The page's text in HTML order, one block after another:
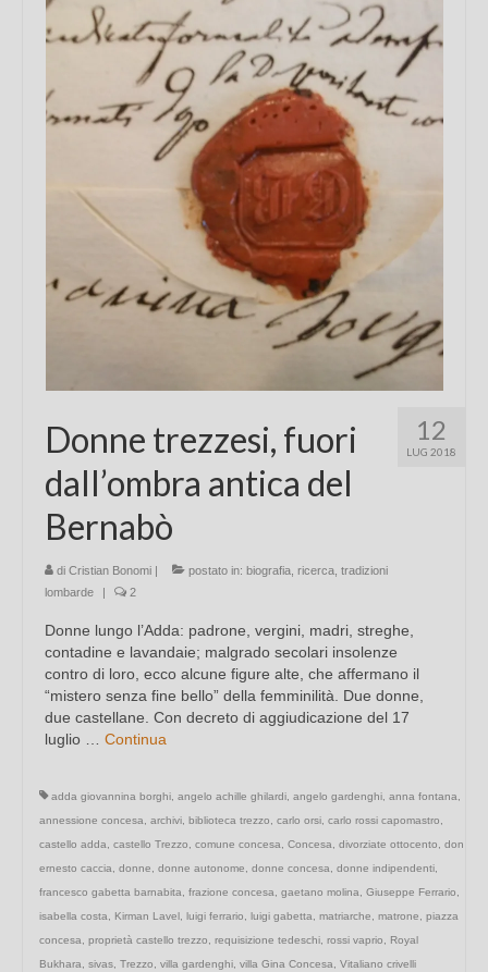
Chi sono
Contatti
12
LUG 2018
Donne trezzesi, fuori
dall’ombra antica del
Bernabò
di Cristian Bonomi | postato in: biografia ricerca tradizioni
lombarde
| 2
Donne lungo l’Adda: padrone, vergini, madri, streghe,
contadine e lavandaie; malgrado secolari insolenze
contro di loro, ecco alcune figure alte, che affermano il
“mistero senza fine bello” della femminilità. Due donne,
due castellane. Con decreto di aggiudicazione del 17
luglio … Continua
adda giovannina borghi angelo achille ghilardi angelo gardenghi anna fontana
annessione concesa
archivi biblioteca trezzo carlo orsi carlo rossi capomastro
castello adda
castello Trezzo comune concesa Concesa divorziate ottocento
don
ernesto caccia
donne donne autonome donne concesa donne indipendenti
francesco gabetta barnabita
frazione concesa gaetano molina Giuseppe Ferrario
isabella costa
Kirman Lavel luigi ferrario luigi gabetta matriarche matrone
piazza
concesa
proprietà castello trezzo requisizione tedeschi rossi vaprio
Royal
Bukhara
sivas Trezzo villa gardenghi villa Gina Concesa Vitaliano crivelli